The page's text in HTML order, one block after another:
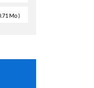
Mo )